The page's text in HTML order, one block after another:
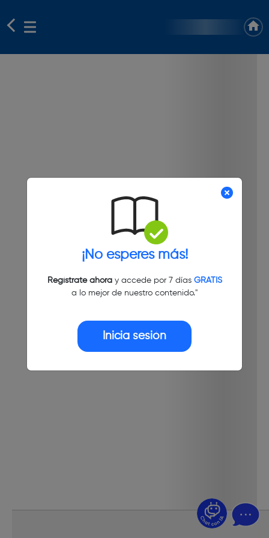
¡No esperes más!
Regístrate ahoray accede por 7 días GRATIS
a lo mejor de nuestro contenido."
Inicia sesión